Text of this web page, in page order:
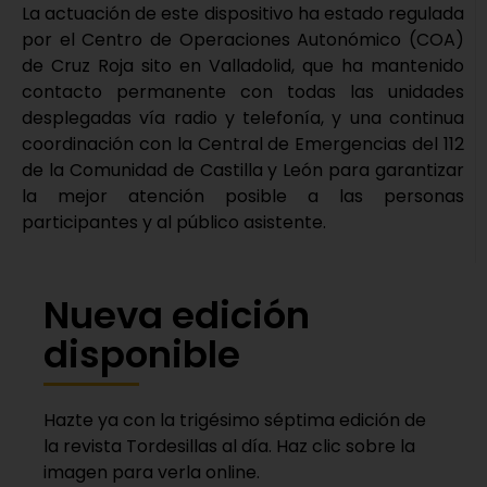
La actuación de este dispositivo ha estado regulada
por el Centro de Operaciones Autonómico (COA)
de Cruz Roja sito en Valladolid, que ha mantenido
contacto permanente con todas las unidades
desplegadas vía radio y telefonía, y una continua
coordinación con la Central de Emergencias del 112
de la Comunidad de Castilla y León para garantizar
la mejor atención posible a las personas
participantes y al público asistente.
Nueva edición
disponible
Hazte ya con la trigésimo séptima edición de
la revista Tordesillas al día. Haz clic sobre la
imagen para verla online.